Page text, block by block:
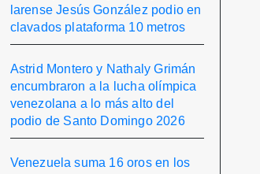
larense Jesús González podio en
clavados plataforma 10 metros
Astrid Montero y Nathaly Grimán
encumbraron a la lucha olímpica
venezolana a lo más alto del
podio de Santo Domingo 2026
Venezuela suma 16 oros en los